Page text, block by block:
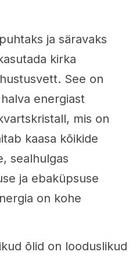
ja säravaks
kirka
See on
energiast
mis on
kaasa kõikide
sealhulgas
ja ebaküpsuse
on kohe
õlid on looduslikud